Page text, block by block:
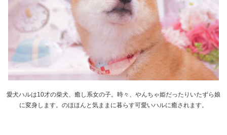
愛犬ハルは10才の柴犬、癒し系女の子。時々、やんちゃ姫だったりいたずら娘
に変身します。のほほんと気ままに暮らす可愛いハルに癒されます。